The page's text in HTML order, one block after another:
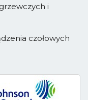
i
czołowych